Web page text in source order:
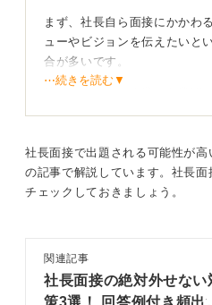
い世界観」といった、より大
ばれるでしょう。
0
まず、社長自ら面接にかかわ
ューやビジョンを伝えたいと
合が多いです。
カルチャーフィットが重要
を示そう
ません。
その人が企業に合うかどうか
⋯続きを読む▼
社長面接で出題される可能性が
の記事で解説しています。社長
チェックしておきましょう。
関連記事
社長面接の絶対外せない
策3選！ 回答例付き頻出